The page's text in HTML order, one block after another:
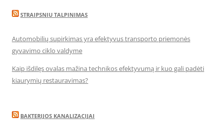
STRAIPSNIU TALPINIMAS
Automobilių supirkimas yra efektyvus transporto priemonės
gyvavimo ciklo valdyme
Kaip išdilęs ovalas mažina technikos efektyvumą ir kuo gali padėti
kiaurymių restauravimas?
BAKTERIJOS KANALIZACIJAI